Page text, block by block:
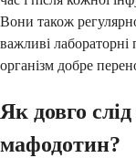
Вони також
важливі
організм добре
Як довго
мафодотин?